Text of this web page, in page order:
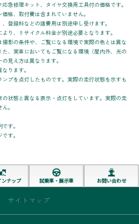
急修理キット、タイヤ交換用工具付の価格です。
格、取付費は含まれていません。
登録料などの諸費用は別途申し受けます。
り、リサイクル料金が別途必要となります。
影の条件や、ご覧になる環境で実際の色とは異な
、実車においてもご覧になる環境（屋内外、光の
見え方は異なります。
ります。
プを点灯したものです。実際の走行状態を示すも
状態と異なる表示・点灯をしています。実際の走
。
す。
す。
ンナップ 試乗車・展示車 お問い合わせ
サイトマップ